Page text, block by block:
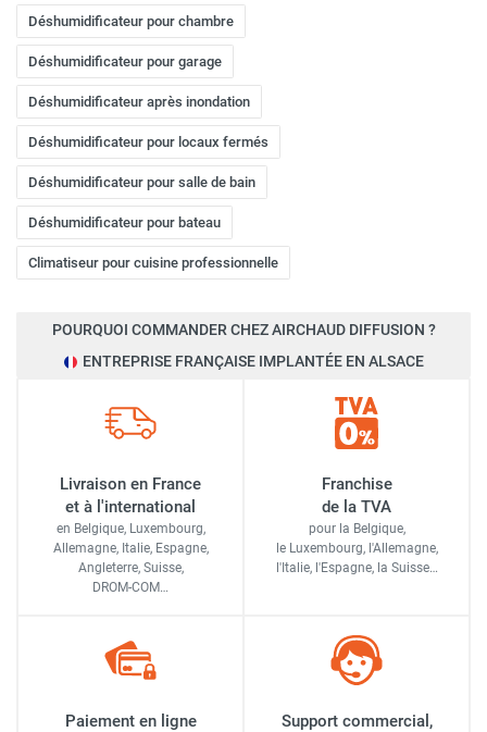
Déshumidificateur pour chambre
Déshumidificateur pour garage
Déshumidificateur après inondation
Déshumidificateur pour locaux fermés
Déshumidificateur pour salle de bain
Déshumidificateur pour bateau
Climatiseur pour cuisine professionnelle
POURQUOI COMMANDER CHEZ AIRCHAUD DIFFUSION ?
ENTREPRISE FRANÇAISE IMPLANTÉE EN ALSACE
Livraison en France
et à l'international
en Belgique, Luxembourg,
Allemagne, Italie, Espagne,
Angleterre, Suisse,
DROM-COM…
Franchise
de la TVA
pour la Belgique,
le Luxembourg, l'Allemagne,
l'Italie, l'Espagne, la Suisse…
Paiement en ligne
Support commercial,